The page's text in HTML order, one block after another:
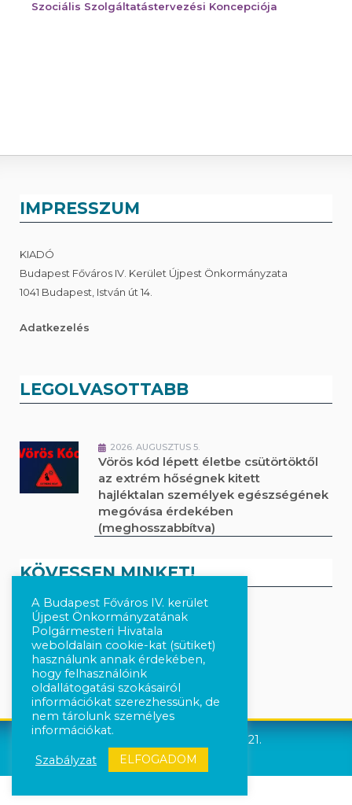
Szociális Szolgáltatástervezési Koncepciója
IMPRESSZUM
KIADÓ
Budapest Főváros IV. Kerület Újpest Önkormányzata
1041 Budapest, István út 14.
Adatkezelés
LEGOLVASOTTABB
2026. AUGUSZTUS 5.
Vörös kód lépett életbe csütörtöktől
az extrém hőségnek kitett
hajléktalan személyek egészségének
megóvása érdekében
(meghosszabbítva)
KÖVESSEN MINKET!
Kövesse a híreket Facebook-on
Követés Instagram-on
Újpest Önkormányzata © 2021.
A Budapest Főváros IV. kerület
Újpest Önkormányzatának
Polgármesteri Hivatala
weboldalain cookie-kat (sütiket)
használunk annak érdekében,
hogy felhasználóink
oldallátogatási szokásairól
információkat szerezhessünk, de
nem tárolunk személyes
információkat.
Szabályzat ELFOGADOM